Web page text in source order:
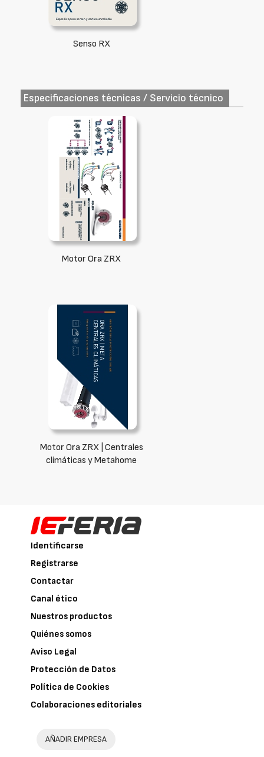
Senso RX
Especificaciones técnicas / Servicio técnico
Motor Ora ZRX
Motor Ora ZRX | Centrales
climáticas y Metahome
Identificarse
Registrarse
Contactar
Canal ético
Nuestros productos
Quiénes somos
Aviso Legal
Protección de Datos
Política de Cookies
Colaboraciones editoriales
AÑADIR EMPRESA